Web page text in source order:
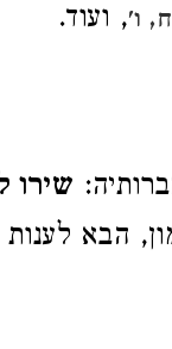
ו', ועוד.
שירו
הבא